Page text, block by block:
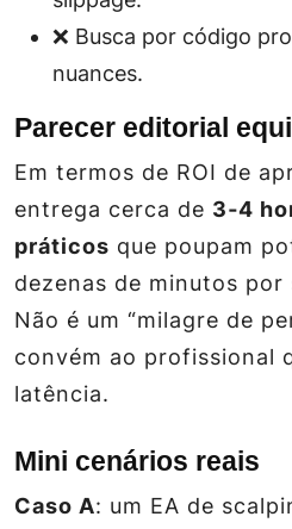
❌ Busca por código
nuances.
Parecer editorial
Em termos de ROI de
entrega cerca de 3‑4
práticos que poupam
dezenas de minutos
Não é um “milagre de
convém ao profissional
latência.
Mini cenários reais
Caso A: um EA de